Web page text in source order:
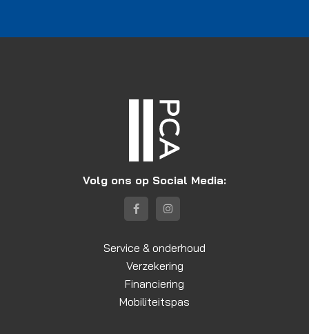
Volg ons op Social Media:
Service & onderhoud
Verzekering
Financiering
Mobiliteitspas